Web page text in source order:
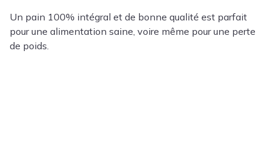
Un pain 100% intégral et de bonne qualité est parfait
pour une alimentation saine, voire même pour une perte
de poids.